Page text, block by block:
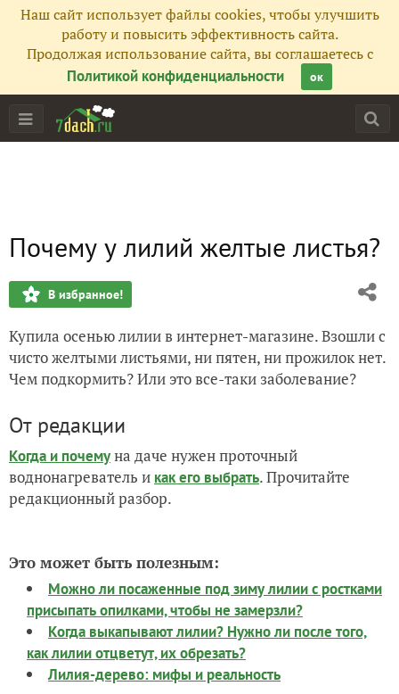
Наш сайт использует файлы cookies, чтобы улучшить
работу и повысить эффективность сайта.
Продолжая использование сайта, вы соглашаетесь с
Политикой конфиденциальности
ок
Почему у лилий желтые листья?
В избранное!
Купила осенью лилии в интернет-магазине. Взошли с
чисто желтыми листьями, ни пятен, ни прожилок нет.
Чем подкормить? Или это все-таки заболевание?
От редакции
Когда и почемуна даче нужен проточный
воднонагреватель и как его выбрать. Прочитайте
редакционный разбор.
Это может быть полезным:
Можно ли посаженные под зиму лилии с ростками
присыпать опилками, чтобы не замерзли?
Когда выкапывают лилии? Нужно ли после того,
как лилии отцветут, их обрезать?
Лилия-дерево: мифы и реальность